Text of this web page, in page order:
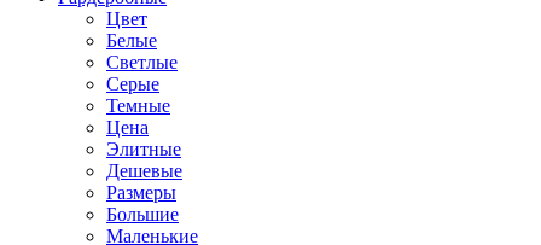
Цвет
Белые
Светлые
Серые
Темные
Цена
Элитные
Дешевые
Размеры
Большие
Маленькие